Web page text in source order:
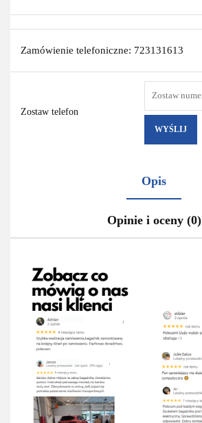
Zamówienie telefoniczne: 723131613
Zostaw telefon
WYŚLIJ
Opis
Opinie i oceny (0)